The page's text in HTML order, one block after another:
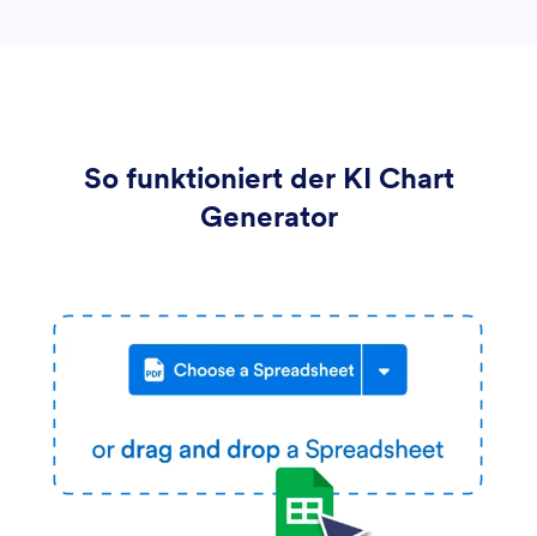
So funktioniert der KI Chart
Generator